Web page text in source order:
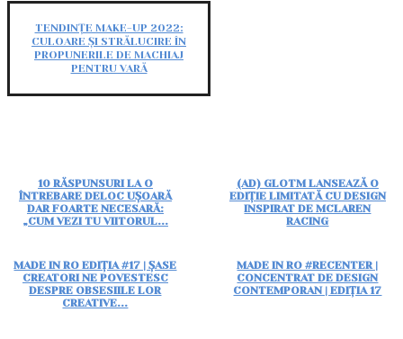
TENDINȚE MAKE-UP 2022:
CULOARE ȘI STRĂLUCIRE ÎN
PROPUNERILE DE MACHIAJ
PENTRU VARĂ
10 RĂSPUNSURI LA O
ÎNTREBARE DELOC UȘOARĂ
DAR FOARTE NECESARĂ:
„CUM VEZI TU VIITORUL...
(AD) GLOTM LANSEAZĂ O
EDIȚIE LIMITATĂ CU DESIGN
INSPIRAT DE MCLAREN
RACING
MADE IN RO EDIȚIA #17 | ȘASE
CREATORI NE POVESTESC
DESPRE OBSESIILE LOR
CREATIVE...
MADE IN RO #RECENTER |
CONCENTRAT DE DESIGN
CONTEMPORAN | EDIȚIA 17